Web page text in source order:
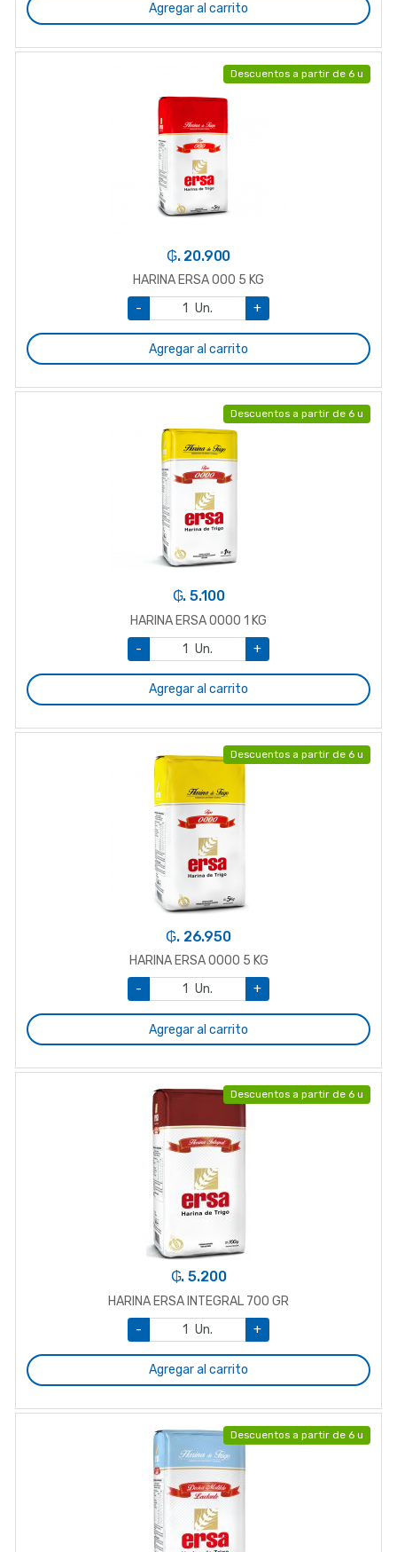
Agregar al carrito
Descuentos a partir de 6 u
₲. 20.900
HARINA ERSA 000 5 KG
-
Un. +
Agregar al carrito
Descuentos a partir de 6 u
₲. 5.100
HARINA ERSA 0000 1 KG
-
Un. +
Agregar al carrito
Descuentos a partir de 6 u
₲. 26.950
HARINA ERSA 0000 5 KG
-
Un. +
Agregar al carrito
Descuentos a partir de 6 u
₲. 5.200
HARINA ERSA INTEGRAL 700 GR
-
Un. +
Agregar al carrito
Descuentos a partir de 6 u